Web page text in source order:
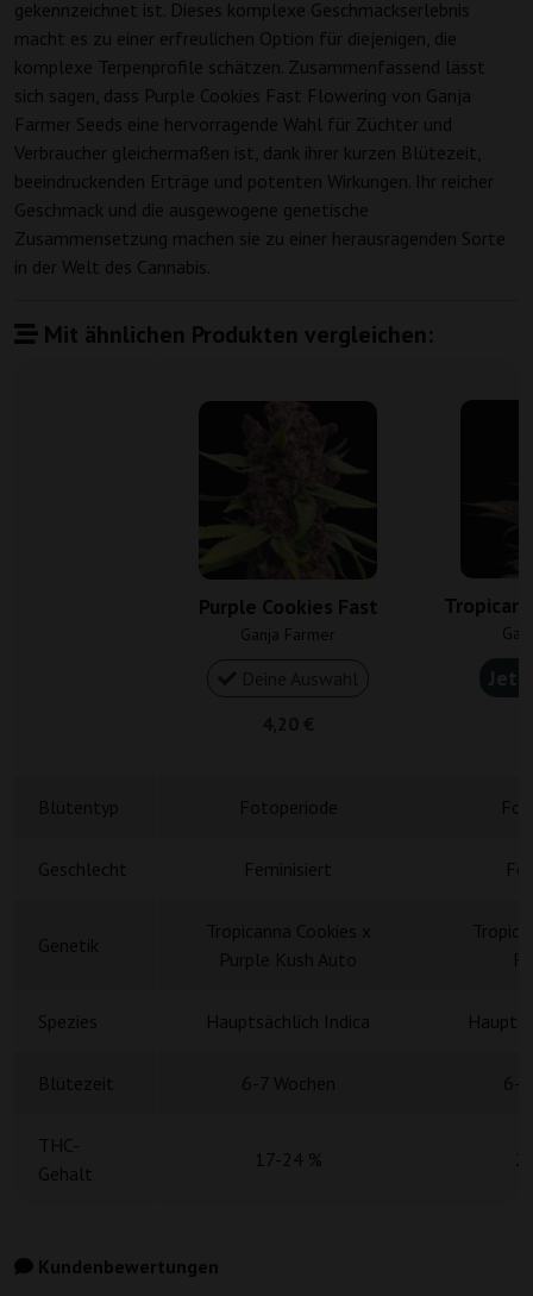
gekennzeichnet ist. Dieses komplexe Geschmackserlebnis
macht es zu einer erfreulichen Option für diejenigen, die
komplexe Terpenprofile schätzen. Zusammenfassend lässt
sich sagen, dass Purple Cookies Fast Flowering von Ganja
Farmer Seeds eine hervorragende Wahl für Züchter und
Verbraucher gleichermaßen ist, dank ihrer kurzen Blütezeit,
beeindruckenden Erträge und potenten Wirkungen. Ihr reicher
Geschmack und die ausgewogene genetische
Zusammensetzung machen sie zu einer herausragenden Sorte
in der Welt des Cannabis.
Mit ähnlichen Produkten vergleichen:
Purple Cookies Fast
Ganja Farmer
Geschlecht Feminisiert
Spezies Hauptsächlich Indica
THC-
Gehalt
17-24 %
Kundenbewertungen